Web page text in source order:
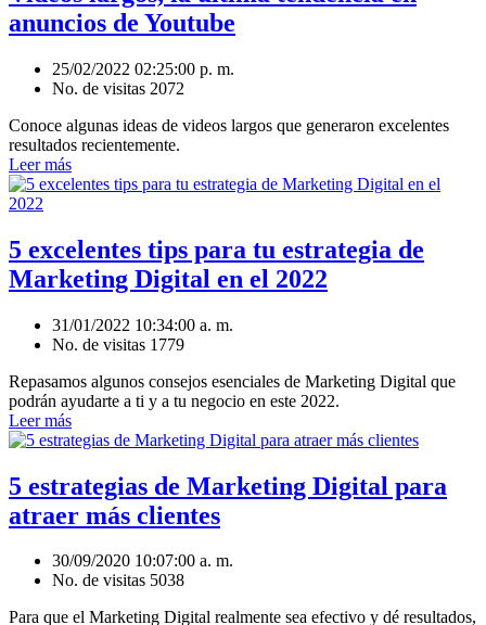
anuncios de Youtube
25/02/2022 02:25:00 p. m.
No. de visitas 2072
Conoce algunas ideas de videos largos que generaron excelentes
resultados recientemente.
Leer más
5 excelentes tips para tu estrategia de
Marketing Digital en el 2022
31/01/2022 10:34:00 a. m.
No. de visitas 1779
Repasamos algunos consejos esenciales de Marketing Digital que
podrán ayudarte a ti y a tu negocio en este 2022.
Leer más
5 estrategias de Marketing Digital para
atraer más clientes
30/09/2020 10:07:00 a. m.
No. de visitas 5038
Para que el Marketing Digital realmente sea efectivo y dé resultados,